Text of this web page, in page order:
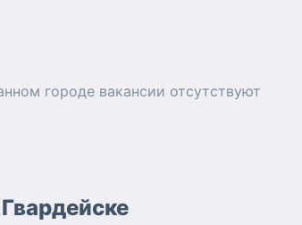
городе вакансии отсутствуют